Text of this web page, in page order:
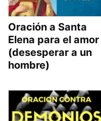
Oración a Santa
Elena para el amor
(desesperar a un
hombre)